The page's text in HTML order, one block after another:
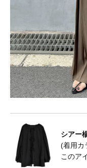
シアー
(着用カ
このア